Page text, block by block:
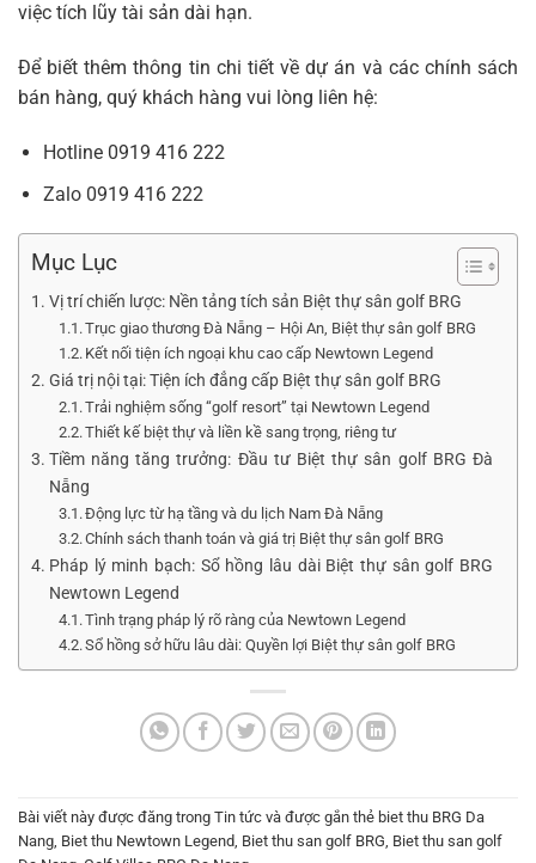
việc tích lũy tài sản dài hạn.
Để biết thêm thông tin chi tiết về dự án và các chính sách
bán hàng, quý khách hàng vui lòng liên hệ:
Hotline 0919 416 222
Zalo 0919 416 222
Mục Lục
Vị trí chiến lược: Nền tảng tích sản Biệt thự sân golf BRG
Trục giao thương Đà Nẵng – Hội An, Biệt thự sân golf BRG
Kết nối tiện ích ngoại khu cao cấp Newtown Legend
Giá trị nội tại: Tiện ích đẳng cấp Biệt thự sân golf BRG
Trải nghiệm sống “golf resort” tại Newtown Legend
Thiết kế biệt thự và liền kề sang trọng, riêng tư
Tiềm năng tăng trưởng: Đầu tư Biệt thự sân golf BRG Đà
Nẵng
Động lực từ hạ tầng và du lịch Nam Đà Nẵng
Chính sách thanh toán và giá trị Biệt thự sân golf BRG
Pháp lý minh bạch: Sổ hồng lâu dài Biệt thự sân golf BRG
Newtown Legend
Tình trạng pháp lý rõ ràng của Newtown Legend
Sổ hồng sở hữu lâu dài: Quyền lợi Biệt thự sân golf BRG
Bài viết này được đăng trong Tin tức và được gắn thẻ biet thu BRG Da
Nang Biet thu Newtown Legend Biet thu san golf BRG Biet thu san golf